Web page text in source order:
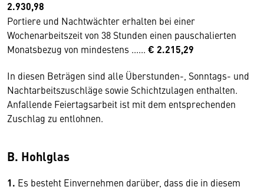
2.930,98
Portiere und Nachtwächter erhalten bei einer
Wochenarbeitszeit von 38 Stunden einen pauschalierten
Monatsbezug von mindestens ...... € 2.215,29
In diesen Beträgen sind alle Überstunden-, Sonntags- und
Nachtarbeitszuschläge sowie Schichtzulagen enthalten.
Anfallende Feiertagsarbeit ist mit dem entsprechenden
Zuschlag zu entlohnen.
B. Hohlglas
1. Es besteht Einvernehmen darüber, dass die in diesem